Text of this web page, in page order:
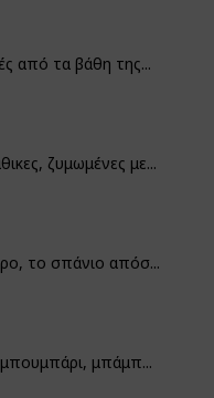
από τα βάθη της...
ζυμωμένες με...
το σπάνιο απόσ...
μπουμπάρι, μπάμπ...